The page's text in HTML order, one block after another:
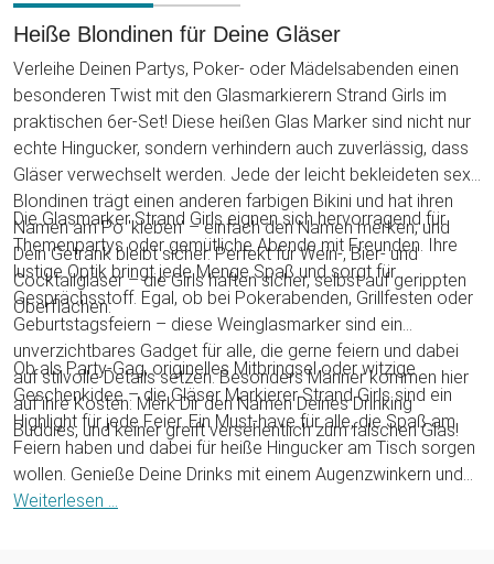
Heiße Blondinen für Deine Gläser
Verleihe Deinen Partys, Poker- oder Mädelsabenden einen
besonderen Twist mit den Glasmarkierern Strand Girls im
praktischen 6er-Set! Diese heißen Glas Marker sind nicht nur
echte Hingucker, sondern verhindern auch zuverlässig, dass
Gläser verwechselt werden. Jede der leicht bekleideten sexy
Blondinen trägt einen anderen farbigen Bikini und hat ihren
Namen am Po 'kleben' – einfach den Namen merken, und
Dein Getränk bleibt sicher. Perfekt für Wein-, Bier- und
Cocktailgläser – die Girls haften sicher, selbst auf gerippten
Oberflächen.
Die Glasmarker Strand Girls eignen sich hervorragend für
Themenpartys oder gemütliche Abende mit Freunden. Ihre
lustige Optik bringt jede Menge Spaß und sorgt für
Gesprächsstoff. Egal, ob bei Pokerabenden, Grillfesten oder
Geburtstagsfeiern – diese Weinglasmarker sind ein
unverzichtbares Gadget für alle, die gerne feiern und dabei
auf stilvolle Details setzen. Besonders Männer kommen hier
auf ihre Kosten: Merk Dir den Namen Deines Drinking
Buddies, und keiner greift versehentlich zum falschen Glas!
Ob als Party-Gag, originelles Mitbringsel oder witzige
Geschenkidee – die Gläser Markierer Strand Girls sind ein
Highlight für jede Feier. Ein Must-have für alle, die Spaß am
Feiern haben und dabei für heiße Hingucker am Tisch sorgen
wollen. Genieße Deine Drinks mit einem Augenzwinkern und
mach die nächste Party unvergesslich!
Weiterlesen ...